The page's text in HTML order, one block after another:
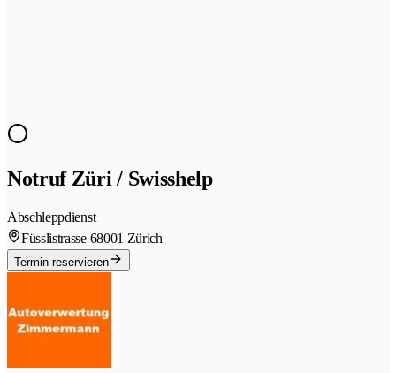
Notruf Züri / Swisshelp
Abschleppdienst
Füsslistrasse 68001 Zürich
Termin reservieren